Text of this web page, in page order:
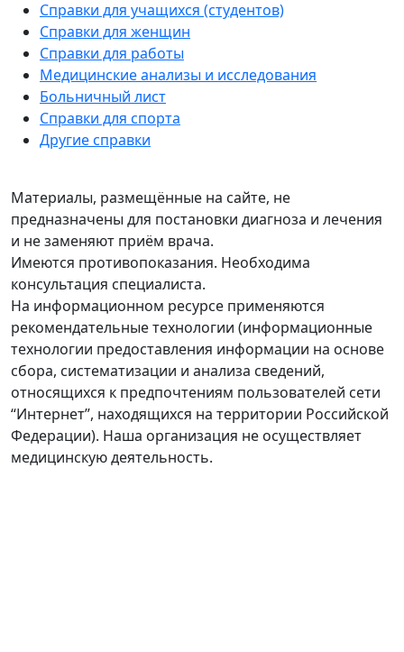
Справки для учащихся (студентов)
Справки для женщин
Справки для работы
Медицинские анализы и исследования
Больничный лист
Справки для спорта
Другие справки
Материалы, размещённые на сайте, не
предназначены для постановки диагноза и лечения
и не заменяют приём врача.
Имеются противопоказания. Необходима
консультация специалиста.
На информационном ресурсе применяются
рекомендательные технологии (информационные
технологии предоставления информации на основе
сбора, систематизации и анализа сведений,
относящихся к предпочтениям пользователей сети
“Интернет”, находящихся на территории Российской
Федерации). Наша организация не осуществляет
медицинскую деятельность.